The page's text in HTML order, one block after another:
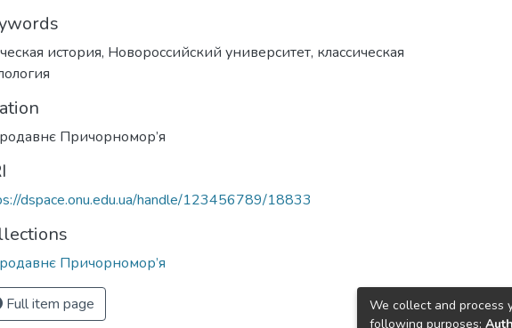
история, Новороссийский университет, классическая
Причорномор’я
dspace.onu.edu.ua/handle/123456789/18833
Причорномор’я
Full item page
We collect and process
following purposes: